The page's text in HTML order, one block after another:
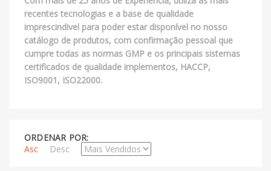
recentes tecnologias e a base de qualidade
imprescindivel para poder estar disponível no nosso
catálogo de produtos, com confirmação pessoal que
cumpre todas as normas GMP e os principais sistemas
certificados de qualidade implementos, HACCP,
ISO9001, ISO22000.
ORDENAR POR:
Asc
Desc